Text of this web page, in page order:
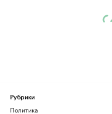
Рубрики
Политика